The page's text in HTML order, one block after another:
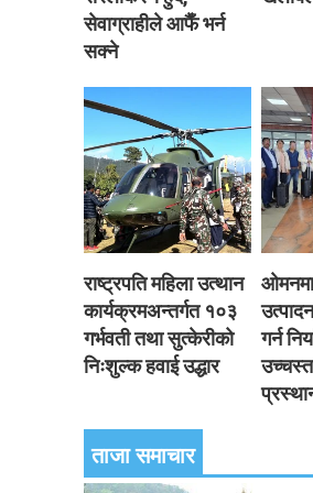
सेवाग्राहीले आफैँ भर्न
सक्ने
राष्ट्रपति महिला उत्थान
कार्यक्रमअन्तर्गत १०३
गर्भवती तथा सुत्केरीको
निःशुल्क हवाई उद्धार
गर्न
ताजा समाचार